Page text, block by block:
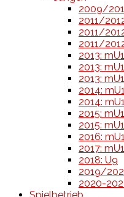
2009/
2011/
2011/
2011/
2013:
2013:
2013:
2014:
2014:
2015:
2015:
2016:
2017:
2018: U9
2019/
2020-